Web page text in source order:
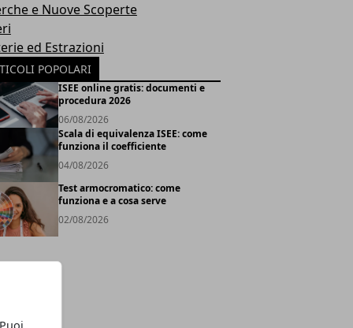
e Nuove Scoperte
ed Estrazioni
POPOLARI
ISEE online gratis: documenti e
procedura 2026
06/08/2026
Scala di equivalenza ISEE: come
funziona il coefficiente
04/08/2026
Test armocromatico: come
funziona e a cosa serve
02/08/2026